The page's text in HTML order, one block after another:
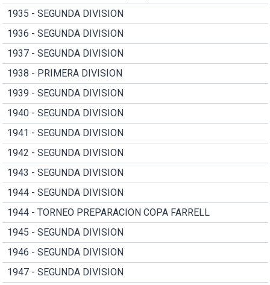
1935 - SEGUNDA DIVISION
1936 - SEGUNDA DIVISION
1937 - SEGUNDA DIVISION
1938 - PRIMERA DIVISION
1939 - SEGUNDA DIVISION
1940 - SEGUNDA DIVISION
1941 - SEGUNDA DIVISION
1942 - SEGUNDA DIVISION
1943 - SEGUNDA DIVISION
1944 - SEGUNDA DIVISION
1944 - TORNEO PREPARACION COPA FARRELL
1945 - SEGUNDA DIVISION
1946 - SEGUNDA DIVISION
1947 - SEGUNDA DIVISION